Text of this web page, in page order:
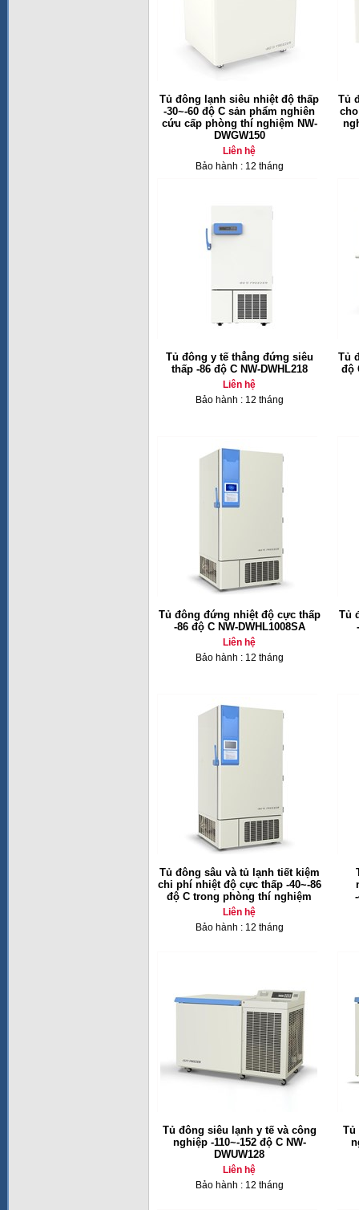
Tủ đông lạnh siêu nhiệt độ thấp
-30~-60 độ C sản phẩm nghiên
cứu cấp phòng thí nghiệm NW-
DWGW150
Liên hệ
Bảo hành : 12 tháng
Tủ
Tủ đông y tế thẳng đứng siêu
thấp -86 độ C NW-DWHL218
Liên hệ
Bảo hành : 12 tháng
Tủ
độ
Tủ đông đứng nhiệt độ cực thấp
-86 độ C NW-DWHL1008SA
Liên hệ
Bảo hành : 12 tháng
Tủ
Tủ đông sâu và tủ lạnh tiết kiệm
chi phí nhiệt độ cực thấp -40~-86
độ C trong phòng thí nghiệm
Liên hệ
Bảo hành : 12 tháng
Tủ đông siêu lạnh y tế và công
nghiệp -110~-152 độ C NW-
DWUW128
Liên hệ
Bảo hành : 12 tháng
Tủ